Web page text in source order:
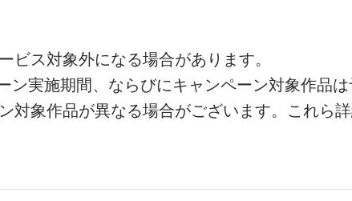
ス対象外になる場合があります。
実施期間、ならびにキャンペーン対象作品
対象作品が異なる場合がございます。これら